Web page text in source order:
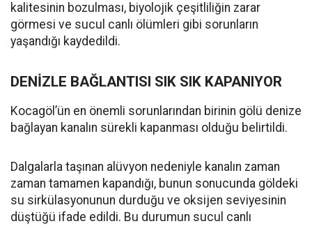
kalitesinin bozulması, biyolojik çeşitliliğin zarar
görmesi ve sucul canlı ölümleri gibi sorunların
yaşandığı kaydedildi.
DENİZLE BAĞLANTISI SIK SIK KAPANIYOR
Kocagöl’ün en önemli sorunlarından birinin gölü denize
bağlayan kanalın sürekli kapanması olduğu belirtildi.
Dalgalarla taşınan alüvyon nedeniyle kanalın zaman
zaman tamamen kapandığı, bunun sonucunda göldeki
su sirkülasyonunun durduğu ve oksijen seviyesinin
düştüğü ifade edildi. Bu durumun sucul canlı